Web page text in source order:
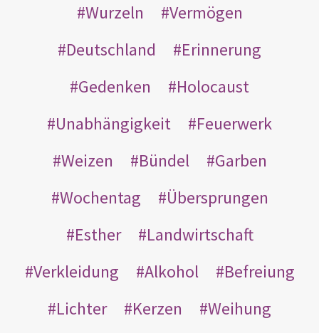
Wurzeln
Vermögen
Deutschland
Erinnerung
Gedenken
Holocaust
Unabhängigkeit
Feuerwerk
Weizen
Bündel
Garben
Wochentag
Übersprungen
Esther
Landwirtschaft
Verkleidung
Alkohol
Befreiung
Lichter
Kerzen
Weihung